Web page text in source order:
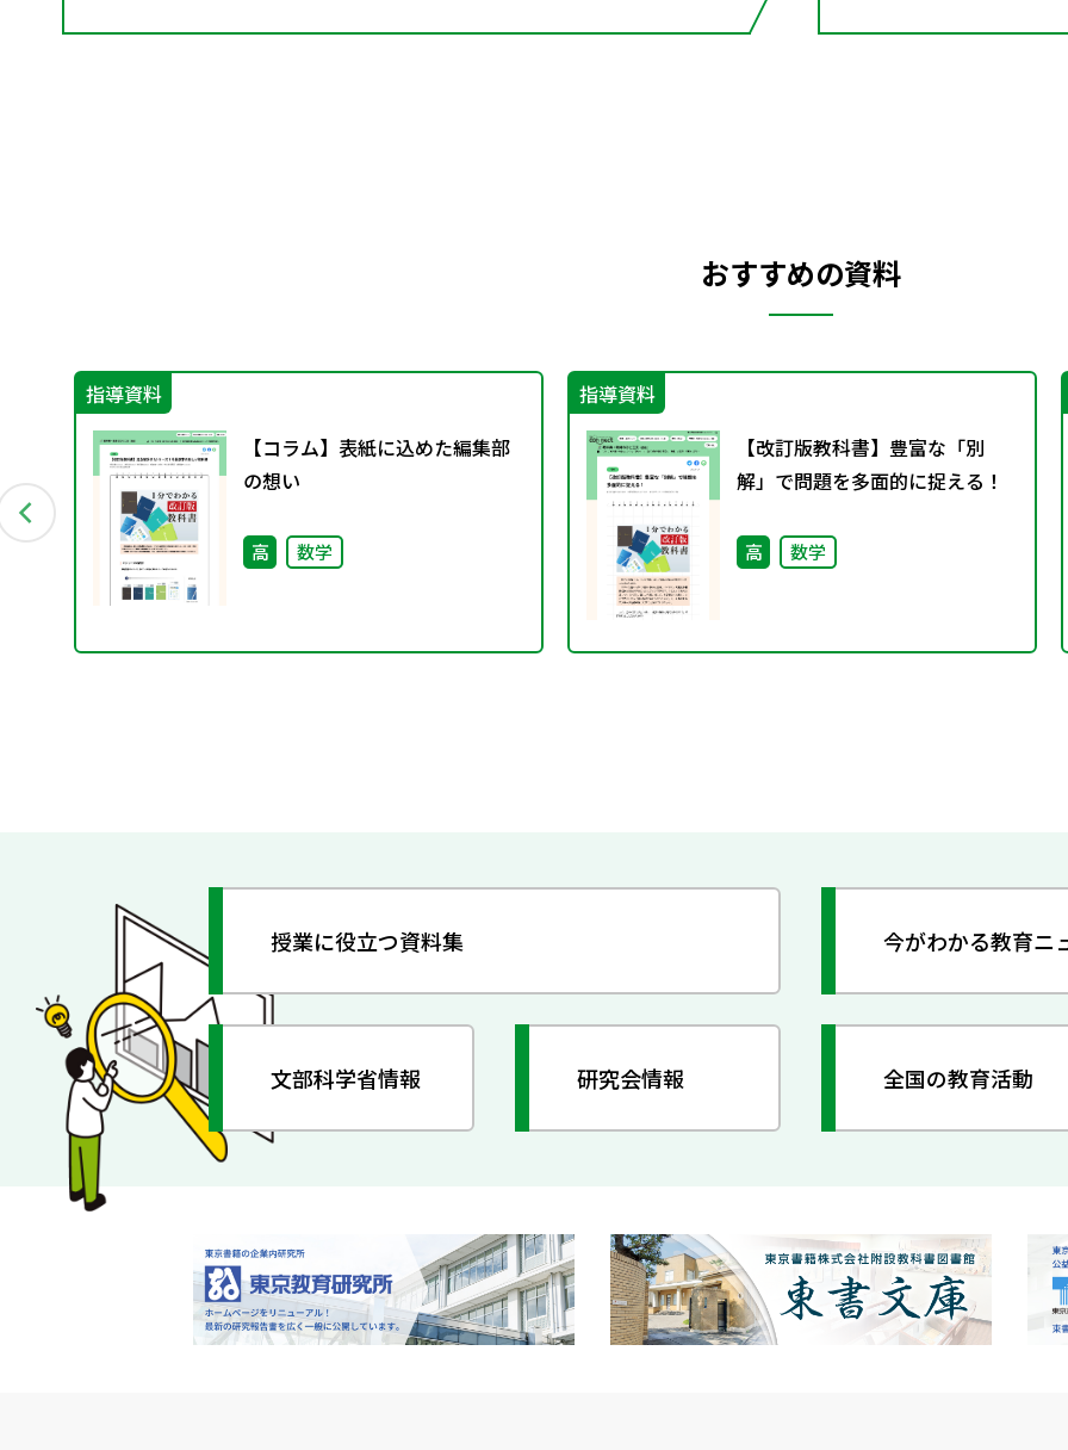
おすすめの資料
指導資料
【コラム】表紙に込めた編集部
の想い
高 数学
指導資料
【改訂版教科書】豊富な「別
解」で問題を多面的に捉える！
高 数学
授業に役立つ資料集 今がわかる教育ニ
文部科学省情報 研究会情報 全国の教育活動